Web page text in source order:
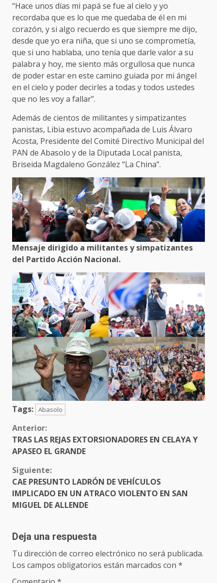
“Hace unos días mi papá se fue al cielo y yo
recordaba que es lo que me quedaba de él en mi
corazón, y si algo recuerdo es que siempre me dijo,
desde que yo era niña, que si uno se comprometía,
que si uno hablaba, uno tenía que darle valor a su
palabra y hoy, me siento más orgullosa que nunca
de poder estar en este camino guiada por mi ángel
en el cielo y poder decirles a todas y todos ustedes
que no les voy a fallar”.
Además de cientos de militantes y simpatizantes
panistas, Libia estuvo acompañada de Luis Álvaro
Acosta, Presidente del Comité Directivo Municipal del
PAN de Abasolo y de la Diputada Local panista,
Briseida Magdaleno González “La China”.
Mensaje dirigido a militantes y simpatizantes
del Partido Acción Nacional.
Tags: Abasolo
Sigue
leyendo
Anterior:
TRAS LAS REJAS EXTORSIONADORES EN CELAYA Y
APASEO EL GRANDE
Siguiente:
CAE PRESUNTO LADRÓN DE VEHÍCULOS
IMPLICADO EN UN ATRACO VIOLENTO EN SAN
MIGUEL DE ALLENDE
Deja una respuesta
Tu dirección de correo electrónico no será publicada.
Los campos obligatorios están marcados con *